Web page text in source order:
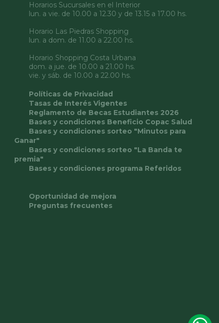
Horarios Sucursales en el Interior
lun. a vie. de 10.00 a 12.30 y de 13.15 a 17.00 hs.
Horario Las Piedras Shopping
lun. a dom. de 11.00 a 22.00 hs.
Horario Shopping Costa Urbana
dom. a jue. de 10.00 a 21.00 hs.
vie. y sáb. de 10.00 a 22.00 hs.
Políticas de Privacidad
Tasas de Interés Vigentes
Reglamento de Becas Estudiantes 2026
Bases y condiciones Beneficio Copac Salud
Bases y condiciones sorteo "Minutos para
Ganar"
Bases y condiciones sorteo "La Banda te
premia"
Bases y condiciones programa Referidos
Oportunidad de mejora
Preguntas frecuentes